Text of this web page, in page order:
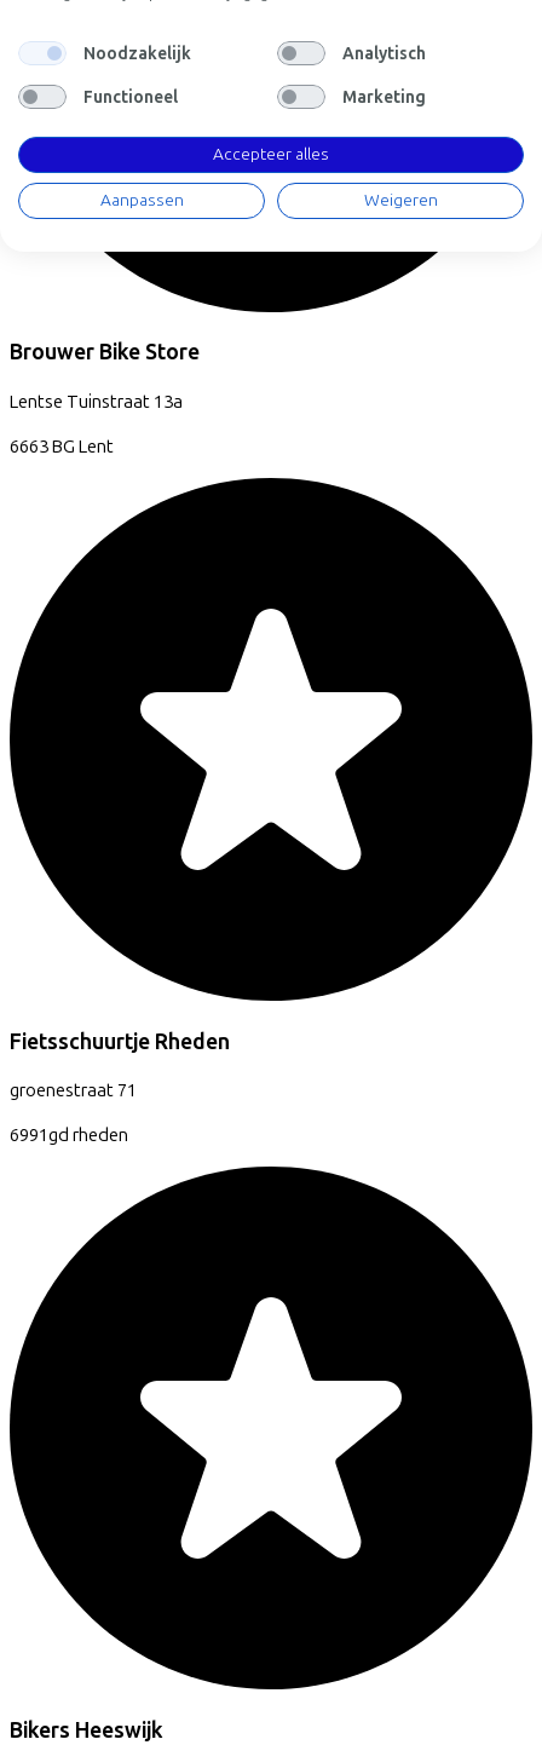
Brouwer Bike Store
Lentse Tuinstraat 13a
6663 BG Lent
Fietsschuurtje Rheden
groenestraat 71
6991gd rheden
Bikers Heeswijk
Noodzakelijk Analytisch
Functioneel Marketing
Accepteer alles
Aanpassen Weigeren